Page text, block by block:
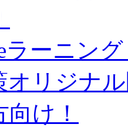
ラーニン
オリジナ
け！